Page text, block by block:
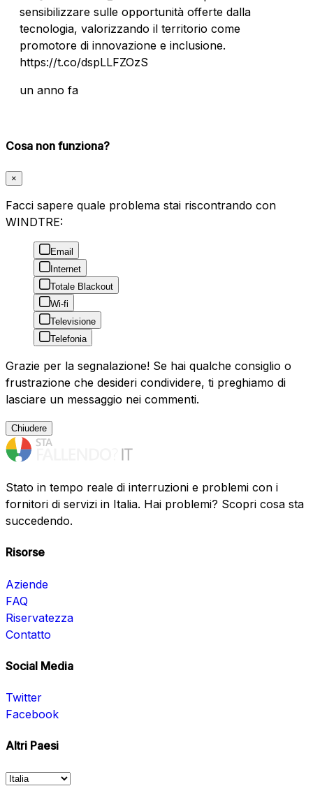
sensibilizzare sulle opportunità offerte dalla
tecnologia, valorizzando il territorio come
promotore di innovazione e inclusione.
https://t.co/dspLLFZOzS
un anno fa
Cosa non funziona?
×
Facci sapere quale problema stai riscontrando con
WINDTRE:
Email
Internet
Totale Blackout
Wi-fi
Televisione
Telefonia
Grazie per la segnalazione! Se hai qualche consiglio o
frustrazione che desideri condividere, ti preghiamo di
lasciare un messaggio nei commenti.
Chiudere
Stato in tempo reale di interruzioni e problemi con i
fornitori di servizi in Italia. Hai problemi? Scopri cosa sta
succedendo.
Risorse
Aziende
FAQ
Riservatezza
Contatto
Social Media
Twitter
Facebook
Altri Paesi